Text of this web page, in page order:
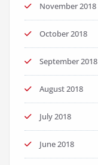
November 2018
October 2018
September 2018
August 2018
July 2018
June 2018